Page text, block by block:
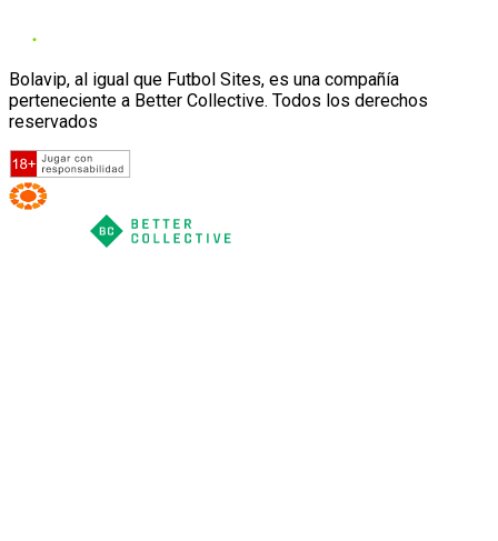
Bolavip, al igual que Futbol Sites, es una compañía
perteneciente a Better Collective. Todos los derechos
reservados